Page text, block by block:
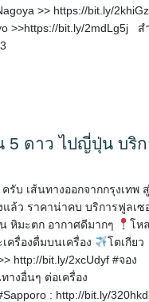
>> https://bit.ly/
>>https://bit.ly/2mdLg5j
5 ดาว ไปญี่ปุ่น บริ
รับ เส้นทางออกจากกรุงเทพ
ล้ว ราคาน่าคบ บริการฟูลเซ
หิมะตก อากาศดีมากๆ
โห
ครื่องดื่มบนเครื่อง
โตเกียว
http://bit.ly/2xcUdyf #จอง
างอื่นๆ ต่อเครื่อง
: http://bit.ly/